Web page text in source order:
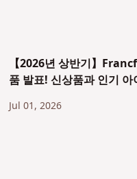
【2026년 상반기】
품 발표! 신상품과 인기
Jul 01, 2026